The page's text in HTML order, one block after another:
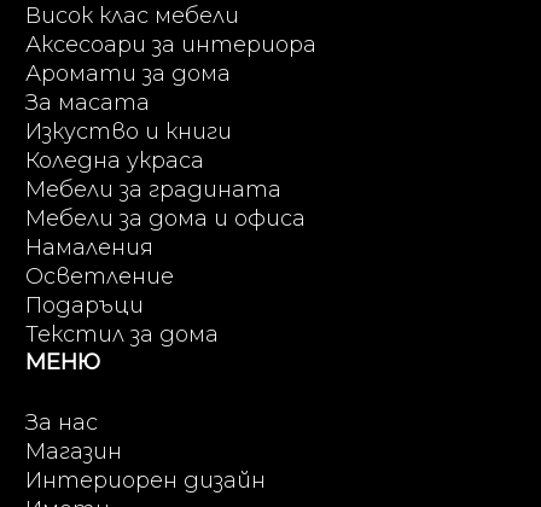
Висок клас мебели
Аксесоари за интериора
Аромати за дома
За масата
Изкуство и книги
Коледна украса
Мебели за градината
Мебели за дома и офиса
Намаления
Осветление
Подаръци
Текстил за дома
МЕНЮ
За нас
Магазин
Интериорен дизайн